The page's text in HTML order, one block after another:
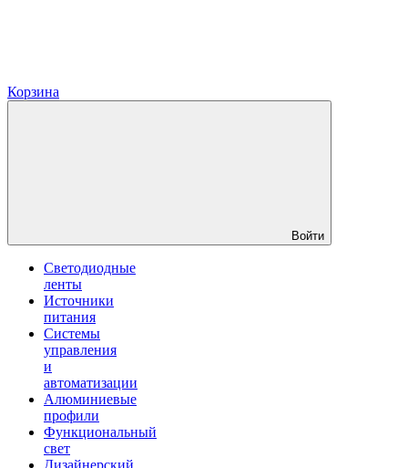
Корзина
Войти
Светодиодные
ленты
Источники
питания
Системы
управления
и
автоматизации
Алюминиевые
профили
Функциональный
свет
Дизайнерский